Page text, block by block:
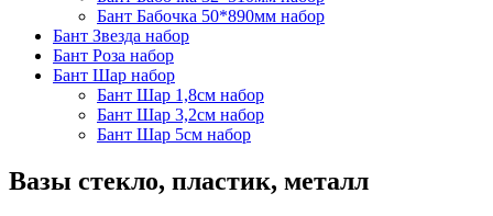
Бант Бабочка 50*890мм набор
Бант Звезда набор
Бант Роза набор
Бант Шар набор
Бант Шар 1,8см набор
Бант Шар 3,2см набор
Бант Шар 5см набор
Вазы стекло, пластик, металл